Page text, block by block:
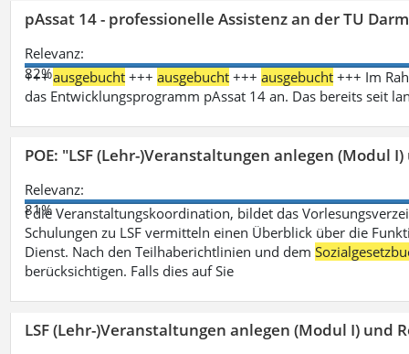
pAssat 14 - professionelle Assistenz an der TU
Relevanz:
82%
+++ausgebucht +++ausgebucht +++ausgebucht +++ Im
das Entwicklungsprogramm pAssat 14 an. Das bereits seit
POE: "LSF (Lehr-)Veranstaltungen anlegen (Modul
Relevanz:
81%
t die Veranstaltungskoordination, bildet das
Schulungen zu LSF vermitteln einen Überblick über die
Dienst. Nach den Teilhaberichtlinien und dem
berücksichtigen. Falls dies auf Sie
LSF (Lehr-)Veranstaltungen anlegen (Modul I) und